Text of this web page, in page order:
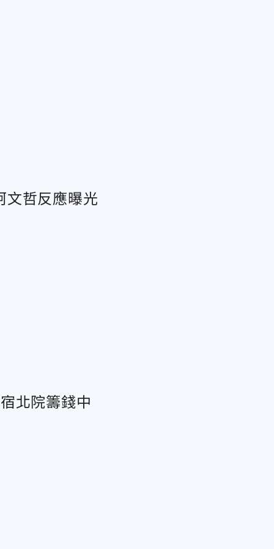
哲反應曝光
北院籌錢中